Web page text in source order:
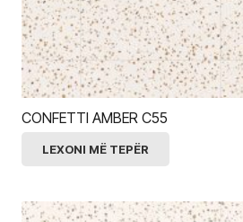
CONFETTI AMBER C55
LEXONI MË TEPËR